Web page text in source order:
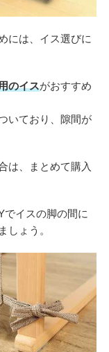
には、イス選びに
のイスがおすすめ
いており、隙間が
は、まとめて購入
でイスの脚の間に
しょう。